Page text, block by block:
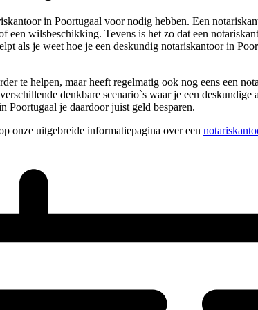
in Poortugaal voor nodig hebben. Een
een wilsbeschikking. Tevens is het zo dat een
als je weet hoe je een deskundig notariskantoor in
te helpen, maar heeft regelmatig ook nog eens een
denkbare scenario`s waar je een
Poortugaal je daardoor juist geld besparen.
onze uitgebreide informatiepagina over een